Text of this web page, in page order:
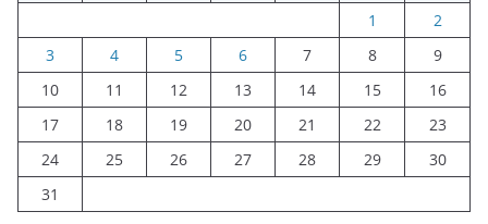
1
2
3
4 5 6 7 8
9
10
11 12 13 14 15
16
17
18 19 20 21 22
23
24
25 26 27 28 29
30
31